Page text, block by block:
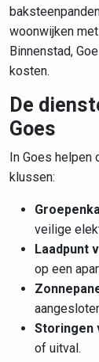
woonwijken
Binnenstad,
kosten.
De
Goes
In Goes helpen
klussen:
veilige
Laadpunt
op een
Storingen
of uitval.